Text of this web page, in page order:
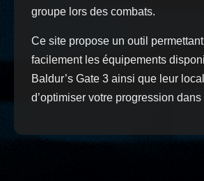
groupe lors des combats.
Ce site propose un outil
facilement les équipements
Baldur’s Gate 3 ainsi que leur
d’optimiser votre progression dans